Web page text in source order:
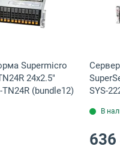
2U, SYS-221H-TN24R
E11-SKU2 8x3.5"
товар: Серверная
Supermicro
24x2.5"
TN24R (bundle12)
SYS-
В